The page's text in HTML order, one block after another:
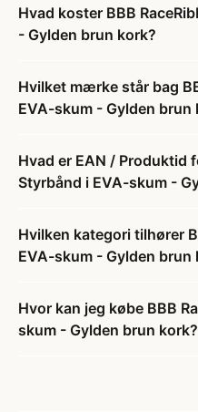
Hvad koster BBB
- Gylden brun kork?
Hvilket mærke står bag
EVA-skum - Gylden brun
Hvad er EAN / Produktid
Styrbånd i EVA-skum -
Hvilken kategori tilhører
EVA-skum - Gylden brun
Hvor kan jeg købe BBB
skum - Gylden brun kork?